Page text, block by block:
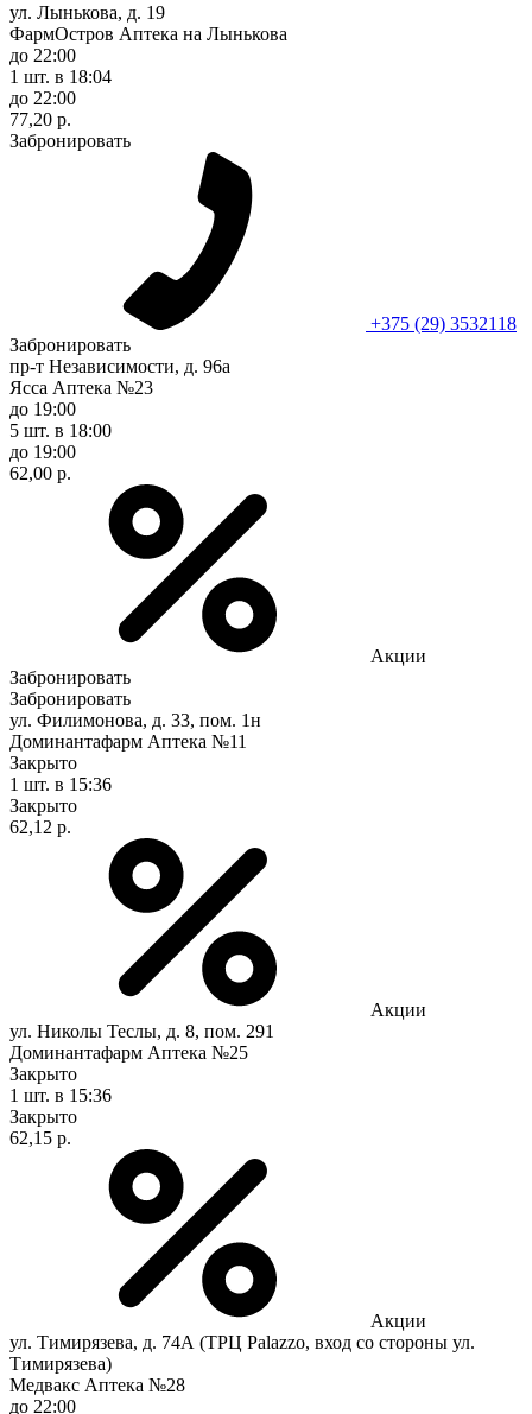
ул. Лынькова, д. 19
ФармОстров Аптека на Лынькова
до 22:00
1 шт. в 18:04
до 22:00
77,20 р.
Забронировать
+375 (29) 3532118
Забронировать
пр-т Независимости, д. 96а
Ясса Аптека №23
до 19:00
5 шт. в 18:00
до 19:00
62,00 р.
Акции
Забронировать
Забронировать
ул. Филимонова, д. 33, пом. 1н
Доминантафарм Аптека №11
Закрыто
1 шт. в 15:36
Закрыто
62,12 р.
Акции
ул. Николы Теслы, д. 8, пом. 291
Доминантафарм Аптека №25
Закрыто
1 шт. в 15:36
Закрыто
62,15 р.
Акции
ул. Тимирязева, д. 74А (ТРЦ Palazzo, вход со стороны ул.
Тимирязева)
Медвакс Аптека №28
до 22:00